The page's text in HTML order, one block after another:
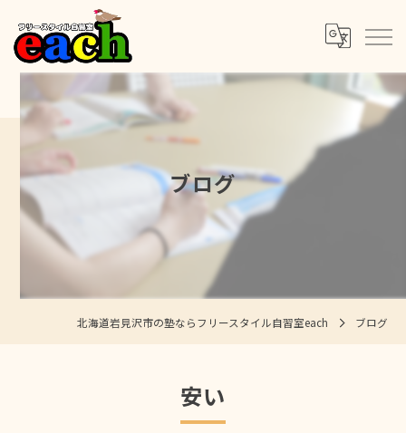
ブログ
北海道岩見沢市の塾ならフリースタイル自習室each ブログ
安い